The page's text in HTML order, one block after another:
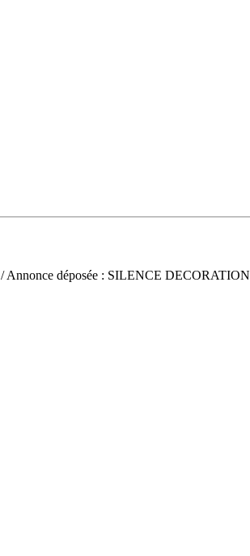
/ Annonce déposée : SILENCE DECORATION